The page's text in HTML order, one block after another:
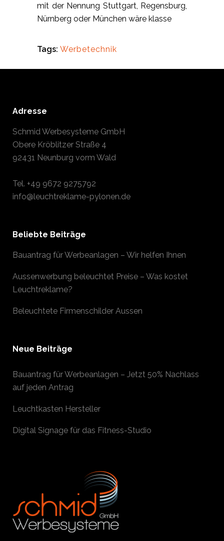
mit der Nennung Stuttgart, Regensburg,
Nürnberg oder München wäre klasse
Tags: Werbetechnik
Adresse
Schmid Werbesysteme GmbH
Obere Kröblitzer Straße 4
92431 Neunburg vorm Wald
Tel. +49 9672 9275792
info@leuchtreklame-pylonen.de
Beliebte Beiträge
Bauantrag für Werbeanlagen – Wir helfen Ihnen
Aussenwerbung beleuchtet Preise – Was kostet
Leuchtreklame?
Beleuchtete Firmenschilder Aussen
Neue Beiträge
Bauantrag für Werbeanlagen – Jetzt 50% Nachlass
auf jeden Antrag
Leuchtkasten Hersteller
Digital Signage für das Fitness-Studio